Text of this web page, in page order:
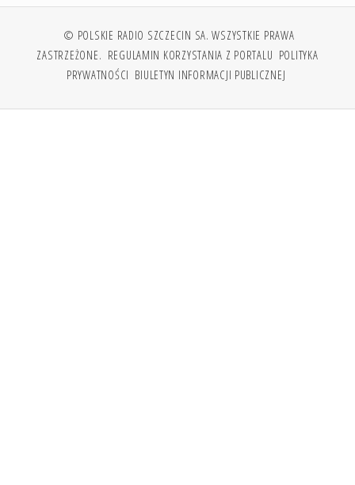
© POLSKIE RADIO SZCZECIN SA. WSZYSTKIE PRAWA
ZASTRZEŻONE. REGULAMIN KORZYSTANIA Z PORTALU POLITYKA
PRYWATNOŚCI BIULETYN INFORMACJI PUBLICZNEJ